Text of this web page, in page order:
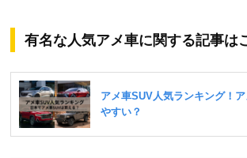
有名な人気アメ車に関する記事は